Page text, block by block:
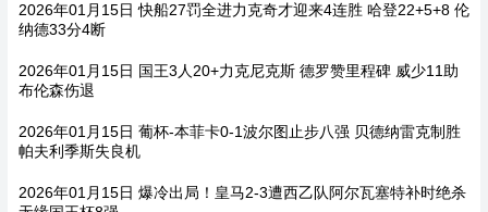
2026年01月15日 快船27罚全进力克奇才迎来4连胜 哈登22+5+8 伦
纳德33分4断
2026年01月15日 国王3人20+力克尼克斯 德罗赞里程碑 威少11助
布伦森伤退
2026年01月15日 葡杯-本菲卡0-1波尔图止步八强 贝德纳雷克制胜
帕夫利季斯失良机
2026年01月15日 爆冷出局！皇马2-3遭西乙队阿尔瓦塞特补时绝杀